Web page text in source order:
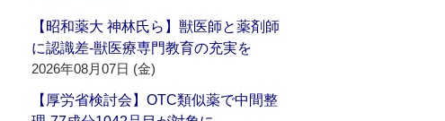
【昭和薬大 神林氏ら】獣医師と薬剤師
に認識差‐獣医療専門教育の充実を
2026年08月07日 (金)
【厚労省検討会】OTC類似薬で中間整